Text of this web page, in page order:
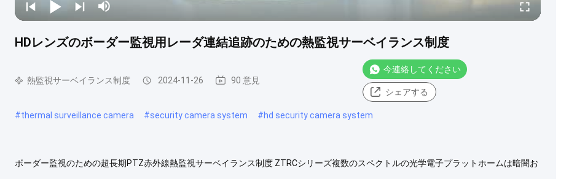
HDレンズのボーダー監視用レーダ連結追跡のための熱監視サーベイランス制度
熱監視サーベイランス制度 2024-11-26 90 意見
今連絡してください
シェアする
#thermal surveillance camera #security camera system #hd security camera system
ボーダー監視のための超長期PTZ赤外線熱監視サーベイランス制度 ZTRCシリーズ複数のスペクトルの光学電子プラットホームは暗闇お